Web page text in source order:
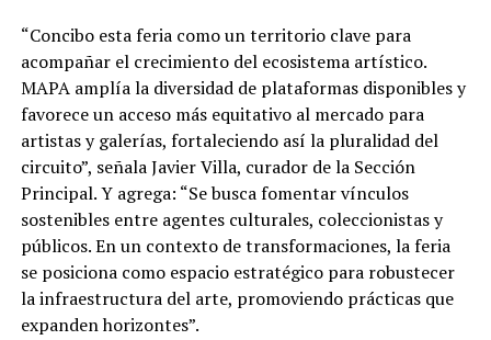
“Concibo esta feria como un territorio clave para
acompañar el crecimiento del ecosistema artístico.
MAPA amplía la diversidad de plataformas disponibles y
favorece un acceso más equitativo al mercado para
artistas y galerías, fortaleciendo así la pluralidad del
circuito”, señala Javier Villa, curador de la Sección
Principal. Y agrega: “Se busca fomentar vínculos
sostenibles entre agentes culturales, coleccionistas y
públicos. En un contexto de transformaciones, la feria
se posiciona como espacio estratégico para robustecer
la infraestructura del arte, promoviendo prácticas que
expanden horizontes”.